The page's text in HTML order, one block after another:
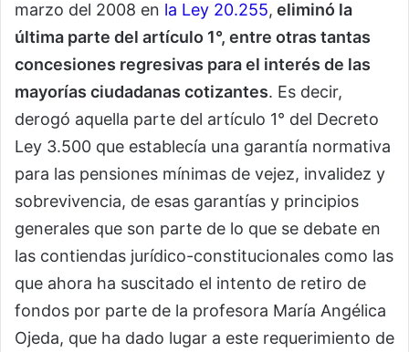
marzo del 2008 en la Ley 20.255, eliminó la
última parte del artículo 1°, entre otras tantas
concesiones regresivas para el interés de las
mayorías ciudadanas cotizantes. Es decir,
derogó aquella parte del artículo 1° del Decreto
Ley 3.500 que establecía una garantía normativa
para las pensiones mínimas de vejez, invalidez y
sobrevivencia, de esas garantías y principios
generales que son parte de lo que se debate en
las contiendas jurídico-constitucionales como las
que ahora ha suscitado el intento de retiro de
fondos por parte de la profesora María Angélica
Ojeda, que ha dado lugar a este requerimiento de